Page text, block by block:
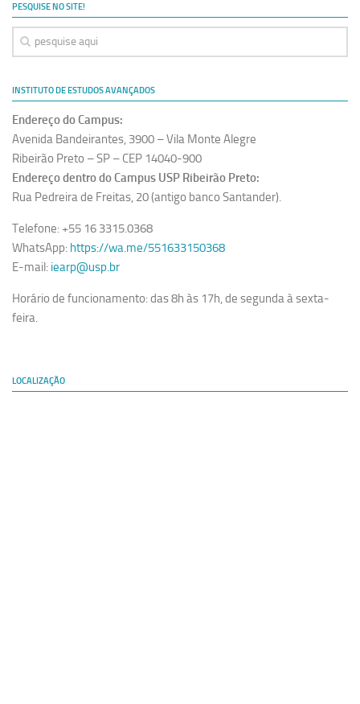
PESQUISE NO SITE!
INSTITUTO DE ESTUDOS AVANÇADOS
Endereço do Campus:
Avenida Bandeirantes, 3900 – Vila Monte Alegre
Ribeirão Preto – SP – CEP 14040-900
Endereço dentro do Campus USP Ribeirão Preto:
Rua Pedreira de Freitas, 20 (antigo banco Santander).
Telefone: +55 16 3315.0368
WhatsApp: https://wa.me/551633150368
E-mail: iearp@usp.br
Horário de funcionamento: das 8h às 17h, de segunda à sexta-
feira.
LOCALIZAÇÃO